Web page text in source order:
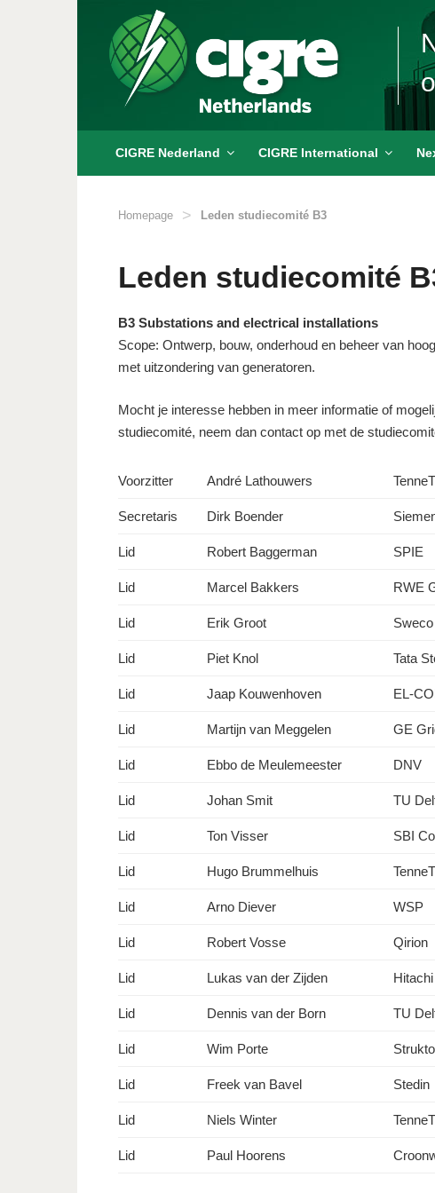
CIGRE Nederland CIGRE International
Homepage > Leden studiecomité B3
Leden studiecomité
B3 Substations and electrical installations
Scope: Ontwerp, bouw, onderhoud en beheer van
met uitzondering van generatoren.
Mocht je interesse hebben in meer informatie of
studiecomité, neem dan contact op met de
Voorzitter André Lathouwers
Secretaris Dirk Boender
Lid Robert Baggerman SPIE
Lid Marcel Bakkers RWE
Lid Erik Groot
Lid Piet Knol Tata
Lid Jaap Kouwenhoven EL-
Lid Martijn van Meggelen GE
Lid Ebbo de Meulemeester DNV
Lid Johan Smit TU
Lid Ton Visser SBI
Lid Hugo Brummelhuis
Lid Arno Diever WSP
Lid Robert Vosse Qirion
Lid Lukas van der Zijden
Lid Dennis van der Born TU
Lid Wim Porte
Lid Freek van Bavel Stedin
Lid Niels Winter
Lid Paul Hoorens